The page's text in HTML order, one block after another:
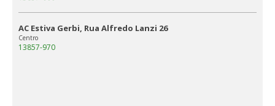
AC Estiva Gerbi, Rua Alfredo Lanzi 26
Centro
13857-970